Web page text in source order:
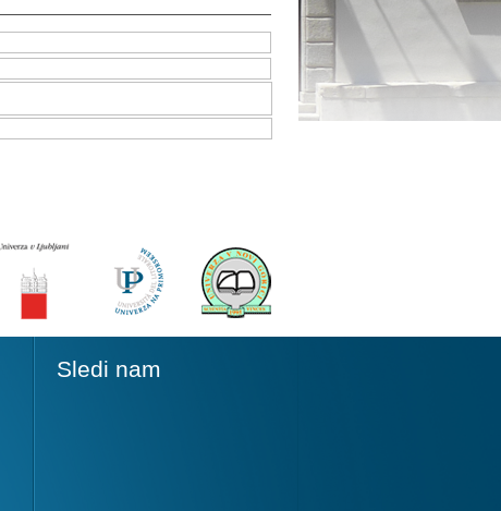
Sledi nam